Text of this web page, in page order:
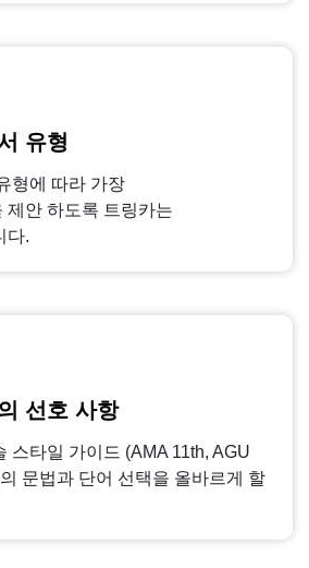
유형
형에 따라 가장
제안 하도록 트링카는
다.
선호 사항
스타일 가이드 (AMA 11th, AGU
문법과 단어 선택을 올바르게 할